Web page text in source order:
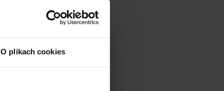
O plikach cookies